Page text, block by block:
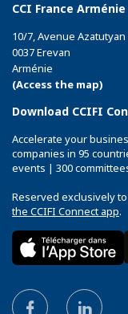
CCI France Arménie
10/7, Avenue Azatutyan
0037 Erevan
Arménie
(Access the map)
Download CCIFI
Accelerate your
companies in 95
events | 300
Reserved exclusively
the CCIFI Connect app.